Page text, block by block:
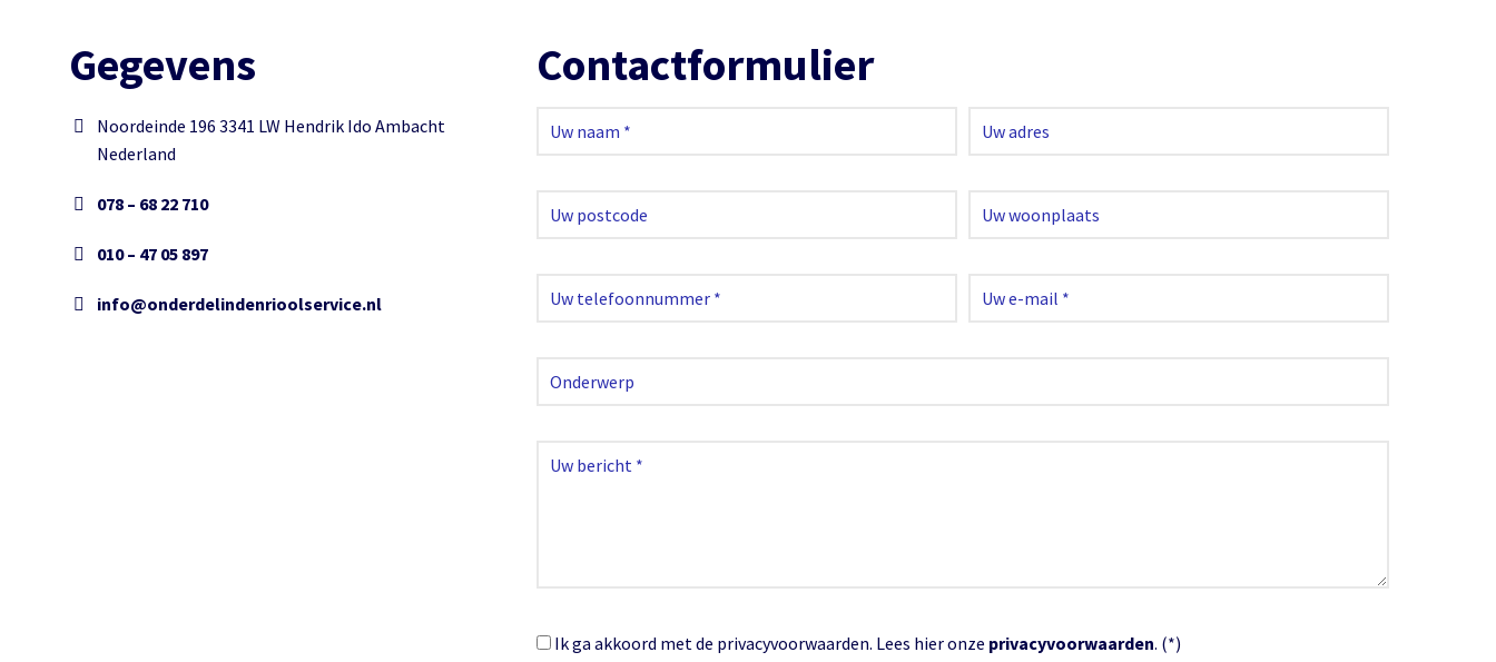
Gegevens
Noordeinde 196 3341 LW Hendrik Ido Ambacht
Nederland
078 – 68 22 710
010 – 47 05 897
info@onderdelindenrioolservice.nl
Contactformulier
Ik ga akkoord met de privacyvoorwaarden. Lees hier onze privacyvoorwaarden. (*)